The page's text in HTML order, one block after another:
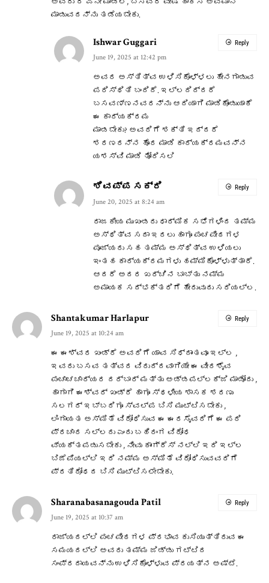
ಅವರು ರ ಏನೇ ಮಾಡಲಿ, ಬಸವರ ವೇಷ ಹಾಕಿಸಿ ಅವಮಾನ
ಮಾಡುವದನ್ನು ತಡೆಯಬೇಕು.
Ishwar Guggari
June 19, 2025 at 12:42 pm
ಅವರ ಅಸ್ತಿತ್ವ ಉಳಿಸಿಕೊಳ್ಳಲು ಹೇನಗಾಡುವ
ಪರಿಸ್ಥಿತಿ ಬಂದಿದೆ. ಇಲ್ಲದಿದ್ದರೆ
ಬಸವಣ್ಣನವರನ್ನು ಆದಿಯಾಗಿ ಮಾಡಿಕೊಂಡುಯಾಕೆ
ಈ ಕಾರ್ಯಕ್ರಮ
ಮಾಡಬೇಕು? ಅವರಿಗೆ ಶಕ್ತಿ ಇದ್ದರೆ
ಶರಣರನ್ನ ಹೊರ ಮಾಡಿ ಕಾರ್ಯಕ್ರಮವನ್ನ
ಯಶಸ್ವಿ ಮಾಡಿ ತೋರಿಸಲಿ
Reply
ಶಿವಪ್ಪ ಸಕ್ರಿ
June 20, 2025 at 8:24 am
ರಾಜಕೀಯ ಮುಖಂಡರು ಧಾರ್ಮಿಕ ಸಭೆಗಳಿಂದ ತಮ್ಮ
ಅಸ್ಥಿತ್ವ ಸದಾ ಇರಲು ಹಾಗೂ ಪಂಚಪೀಠಗಳ
ಪೂಜ್ಯರು ಸಹ ತಮ್ಮ ಅಸ್ಥಿತ್ವ ಉಳಿಯಲು
ಇಂತಹ ಕಾರ್ಯಕ್ರಮಗಳು ಹಮ್ಮಿಕೊಳ್ಳುತ್ತಾರೆ.
ಆದರೆ ಅದರ ಖರ್ಚಿನ ಬಾಬ್ತು ನಮ್ಮ
ಅಮಾಯಕ ಸದ್ಭಕ್ತರಿಗೆ ಹೇರುವುದು ಸರಿಯಲ್ಲ.
Reply
Shantakumar Harlapur
June 19, 2025 at 10:24 am
ಈ ಈಶ್ವರ ಖಂಡ್ರೆ ಅವರಿಗೆ ಯಾವ ಸಿಧ್ದಾಂತವೂ ಇಲ್ಲ ,
ಇವರು ಬಸವ ತತ್ವದ ವಿರುದ್ದವಾಗಿಯೇ ಈ ವೀರಶೈವ
ಪಂಚಾಚಚಾರ್ಯರ ದರ್ಬಾರ್ ಮತ್ತು ಅಡ್ಡಪಲ್ಲಕ್ಜಿ ಮಾಡೋದು ,
ಹಾಗಾಗಿ ಈಶ್ವರ್ ಖಂಡ್ರೆ ಹಾಗೂ ಸ್ಥಳೀಯ ಶಾಸಕ ಶರಣು
ಸಲಗರ್ ಇಬ್ಬರಿಗೂ ಸ್ವಲ್ಪ ಬಿಸಿ ಮುಟ್ಟಿಸಬೇಕು ,
ಲಿಂಗಾಯತ ಅಸ್ಮಿತೆ ವಿರೋಧಿಸುವ ಈ ಈರಸೈವರಿಗೆ ಈ ಪರಿ
ಪ್ರಚಾರ ಸಲ್ಲದು ಎಂದು ಬಹಿರಂಗ ವಿರೋಧ
ವ್ಯಕ್ತಪಡುಸಬೇಕು , ನೀವು ಕಾಂಗ್ರೆಸ್ ನಲ್ಲಿ ಇರಿ ಇಲ್ಲ
ಬಿಜೆಪಿಯಲ್ಲಿ ಇರಿ ನಮ್ಮ ಅಸ್ಮಿತೆ ವಿರೋಧಿಸುವವರಿಗೆ
ಪ್ರತಿರೋಧದ ಬಿಸಿ ಮುಟ್ಟಿಸಲೇಬೇಕು.
Reply
Sharanabasanagouda Patil
June 19, 2025 at 10:37 am
ರಾಜ್ಯದಲ್ಲಿ ಪಂಚಪೀಠಗಳ ಪ್ರಭಾವ ಕುಸಿಯುತ್ತಿರುವ ಈ
ಸಮಯದಲ್ಲಿ ಅವರು ತಮ್ಮ ಜಿಡ್ಡು ಗಟ್ಟಿದ
ಸಂಪ್ರದಾಯವನ್ನು ಉಳಿಸಿಕೊಳ್ಳುವ ಪ್ರಯತ್ನ ಅಷ್ಟೆ.
Reply